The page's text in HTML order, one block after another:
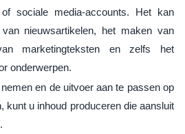
sociale media-accounts. Het kan
nieuwsartikelen, het maken van
marketingteksten en zelfs het
onderwerpen.
en de uitvoer aan te passen op
kunt u inhoud produceren die aansluit